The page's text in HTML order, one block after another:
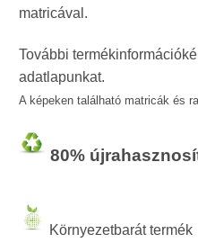
matricával.
További
adatlapunkat.
A képeken található matricák és
80%
Környezetbarát termék